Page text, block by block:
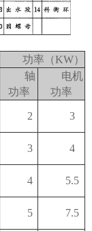
功率（KW）
轴
功率
电机
功率
2 3
3 4
4 5.5
5 7.5